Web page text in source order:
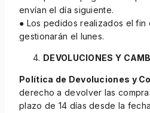
envían el día siguiente.
● Los pedidos realizados el fin
gestionarán el lunes.
DEVOLUCIONES Y
Política de Devoluciones y
derecho a devolver las
plazo de 14 días desde la